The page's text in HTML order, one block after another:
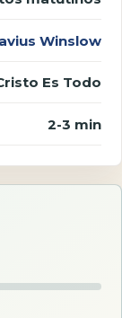
Winslow
Es Todo
2-3 min